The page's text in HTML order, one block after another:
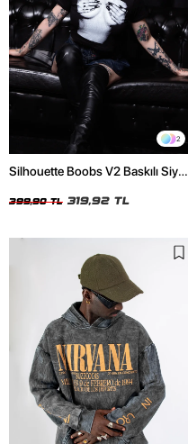
2
Silhouette Boobs V2 Baskılı Siyah
399,90 TL 319,92 TL